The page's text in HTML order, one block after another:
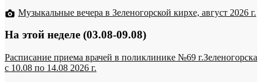
Музыкальные вечера в Зеленогорской кирхе, август 2026 г.
На этой неделе (03.08-09.08)
Расписание приема врачей в поликлинике №69 г.Зеленогорска
c 10.08 по 14.08 2026 г.